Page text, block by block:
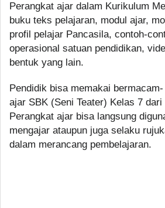
Perangkat ajar dalam Kurikulum
buku teks pelajaran, modul ajar,
profil pelajar Pancasila, contoh-
operasional satuan pendidikan,
bentuk yang lain.
Pendidik bisa memakai
ajar SBK (Seni Teater) Kelas 7
Perangkat ajar bisa langsung
mengajar ataupun juga selaku
dalam merancang pembelajaran.